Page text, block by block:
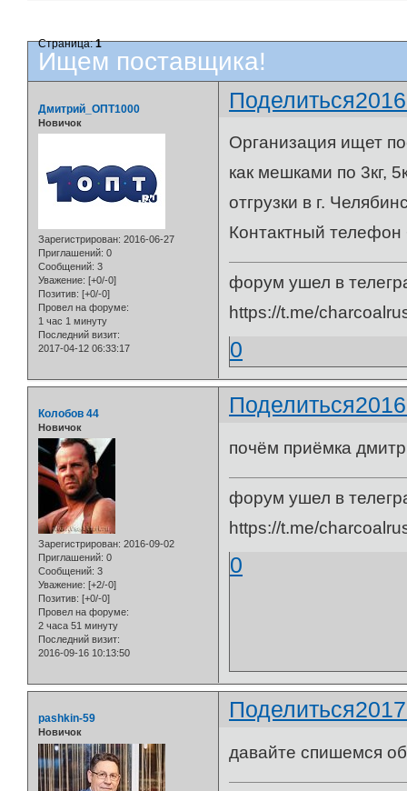
Ищем поставщика!
Страница:1
Поделиться
Дмитрий_ОПТ1000
Новичок
Зарегистрирован: 2016-06-27
Приглашений: 0
Сообщений: 3
Уважение: [+0/-0]
Позитив: [+0/-0]
Провел на форуме:
1 час 1 минуту
Последний визит:
2017-04-12 06:33:17
Организация ищет
как мешками по 3кг,
отгрузки в г.
Контактный
форум ушел в
https://t.me/
0
Поделиться
Колобов 44
Новичок
Зарегистрирован: 2016-09-02
Приглашений: 0
Сообщений: 3
Уважение: [+2/-0]
Позитив: [+0/-0]
Провел на форуме:
2 часа 51 минуту
Последний визит:
2016-09-16 10:13:50
почём приёмка
форум ушел в
https://t.me/
0
Поделиться
pashkin-59
Новичок
давайте спишемся